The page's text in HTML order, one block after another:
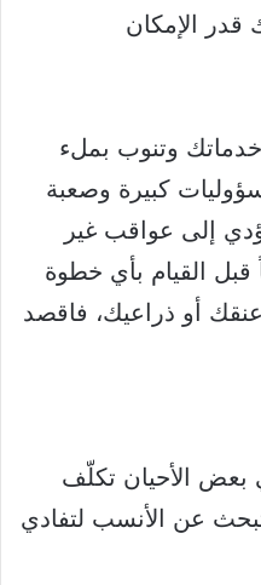
قدر الإمكان
وتنوب بملء
كبيرة وصعبة
إلى عواقب غير
القيام بأي خطوة
أو ذراعيك، فاقصد
بعض الأحيان تكلّف
عن الأنسب لتفادي